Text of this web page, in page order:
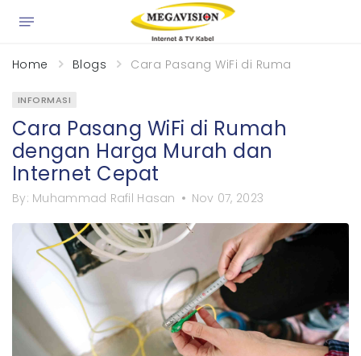
Home Blogs Cara Pasang WiFi di Rumah
INFORMASI
Cara Pasang WiFi di Rumah
dengan Harga Murah dan
Internet Cepat
By: Muhammad Rafil Hasan Nov 07, 2023